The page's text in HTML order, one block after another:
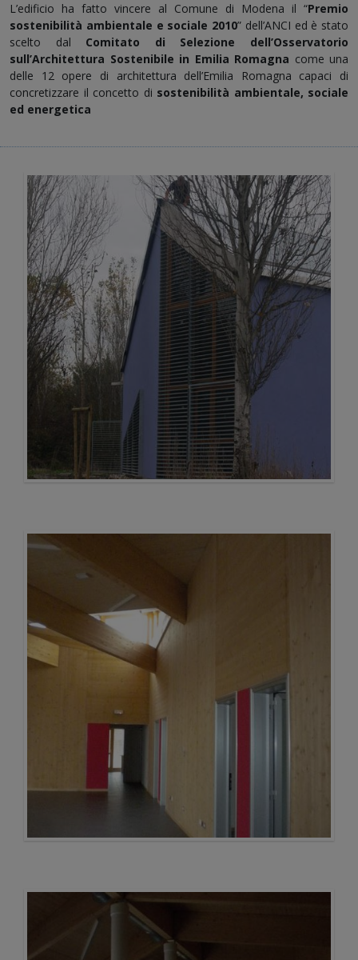
L’edificio ha fatto vincere al Comune di Modena il “Premio
sostenibilità ambientale e sociale 2010” dell’ANCI ed è stato
scelto dal Comitato di Selezione dell’Osservatorio
sull’Architettura Sostenibile in Emilia Romagna come una
delle 12 opere di architettura dell’Emilia Romagna capaci di
concretizzare il concetto di sostenibilità ambientale, sociale
ed energetica